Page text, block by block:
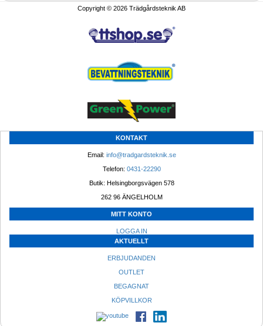
Copyright © 2026 Trädgårdsteknik AB
KONTAKT
Email: info@tradgardsteknik.se
Telefon: 0431-22290
Butik: Helsingborgsvägen 578
262 96 ÄNGELHOLM
MITT KONTO
LOGGA IN
AKTUELLT
ERBJUDANDEN
OUTLET
BEGAGNAT
KÖPVILLKOR